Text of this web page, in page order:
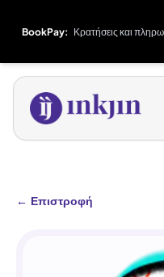
BookPay: Κρατήσεις και
← Επιστροφή